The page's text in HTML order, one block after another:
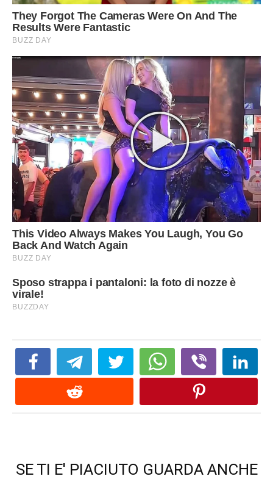
SE TI E' PIACIUTO GUARDA ANCHE